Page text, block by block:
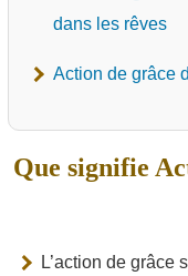
dans les rêves
Action de grâce
Que signifie
L’action de grâce